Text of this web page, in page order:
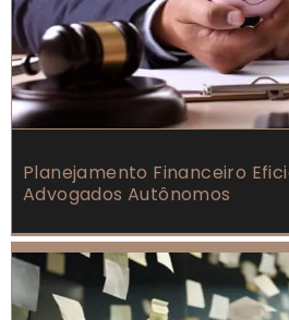
Planejamento Financeiro
Advogados Autônomos